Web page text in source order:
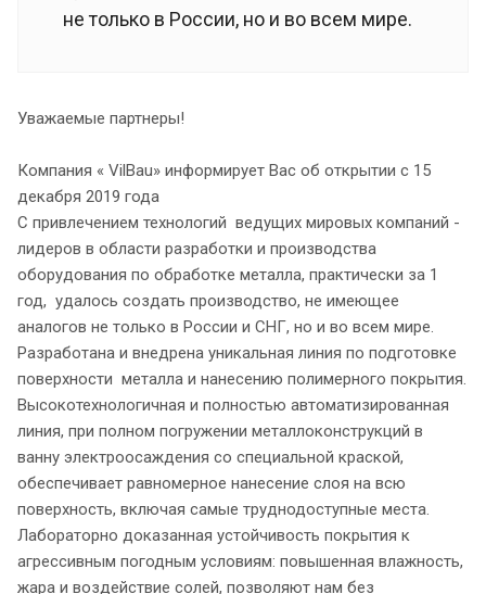
не только в России, но и во всем мире.
Уважаемые партнеры!
Компания « VilBau» информирует Вас об открытии с 15
декабря 2019 года
С привлечением технологий ведущих мировых компаний -
лидеров в области разработки и производства
оборудования по обработке металла, практически за 1
год, удалось создать производство, не имеющее
аналогов не только в России и СНГ, но и во всем мире.
Разработана и внедрена уникальная линия по подготовке
поверхности металла и нанесению полимерного покрытия.
Высокотехнологичная и полностью автоматизированная
линия, при полном погружении металлоконструкций в
ванну электроосаждения со специальной краской,
обеспечивает равномерное нанесение слоя на всю
поверхность, включая самые труднодоступные места.
Лабораторно доказанная устойчивость покрытия к
агрессивным погодным условиям: повышенная влажность,
жара и воздействие солей, позволяют нам без